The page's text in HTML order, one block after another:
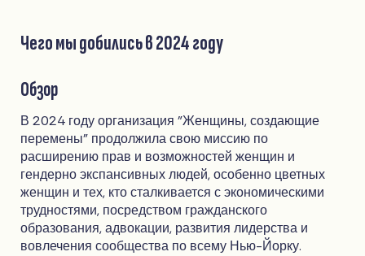
Чего мы добились в 2024 году
Обзор
В 2024 году организация "Женщины, создающие
перемены" продолжила свою миссию по
расширению прав и возможностей женщин и
гендерно экспансивных людей, особенно цветных
женщин и тех, кто сталкивается с экономическими
трудностями, посредством гражданского
образования, адвокации, развития лидерства и
вовлечения сообщества по всему Нью-Йорку.